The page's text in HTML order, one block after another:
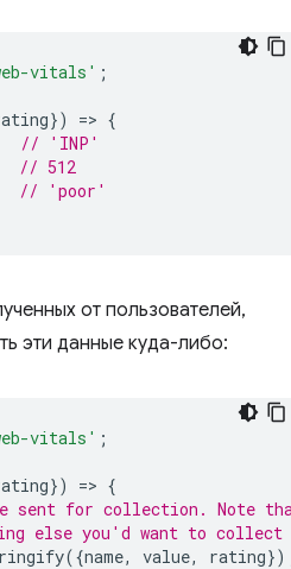
vitals' ;
}) => {
// 'INP'
// 512
// 'poor'
от пользователей,
эти данные куда-либо:
vitals' ;
}) => {
sent for collection. Note
else you'd want to collect
({name, value, rating